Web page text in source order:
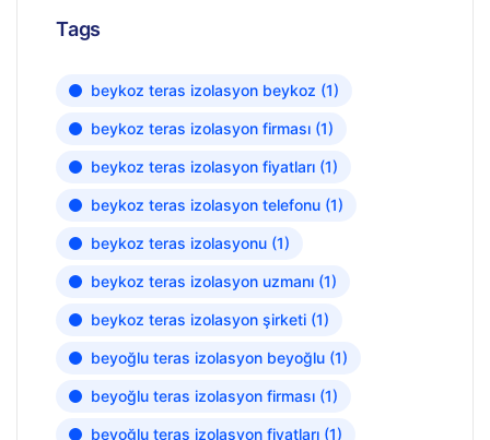
Tags
beykoz teras izolasyon beykoz (1)
beykoz teras izolasyon firması (1)
beykoz teras izolasyon fiyatları (1)
beykoz teras izolasyon telefonu (1)
beykoz teras izolasyonu (1)
beykoz teras izolasyon uzmanı (1)
beykoz teras izolasyon şirketi (1)
beyoğlu teras izolasyon beyoğlu (1)
beyoğlu teras izolasyon firması (1)
beyoğlu teras izolasyon fiyatları (1)